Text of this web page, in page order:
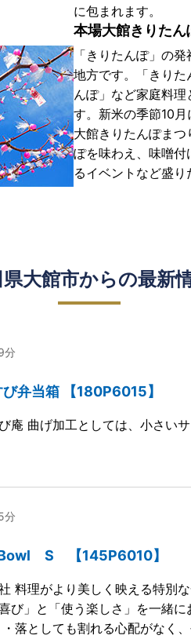
に包まれます。
本場大館きりたん
「きりたんぽ」の
地方です。「きりた
んぽ」など家庭料理
す。新米の季節10
大館きりたんぽま
ぽを味わえ、味噌
るイベントなど盛り
大館市からの最新
分
弁当箱 【180P6015】
庵 曲げ加工としては、小さい
分
S 【145P6010】
料理がより美しく映える特
び」と「使う楽しさ」を一緒
落としても割れる心配がなく